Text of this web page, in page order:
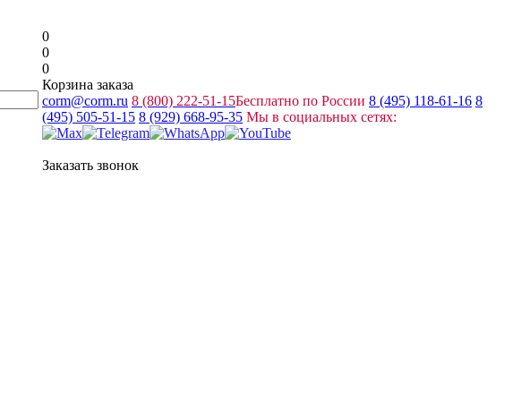
0
0
0
Корзина заказа
corm@corm.ru 8 (800) 222-51-15Бесплатно по России 8 (495) 118-61-16 8
(495) 505-51-15 8 (929) 668-95-35 Мы в социальных сетях:
Заказать звонок